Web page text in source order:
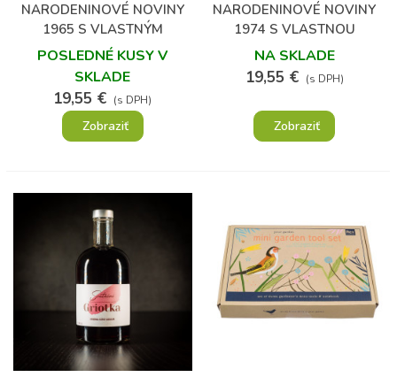
NARODENINOVÉ NOVINY
1965 S VLASTNÝM
TEXTOM A FOTOGRAFIOU
POSLEDNÉ KUSY V
SKLADE
19,55 € (s DPH)
Zobraziť
NARODENINOVÉ NOVINY
1974 S VLASTNOU
FOTOGRAFIOU A TEXTOM
NA SKLADE
19,55 € (s DPH)
Zobraziť